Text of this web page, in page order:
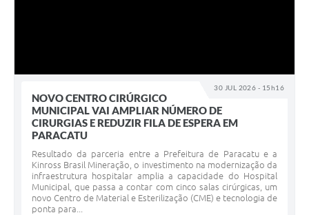
30 JUL 2026 - 15h16
NOVO CENTRO CIRÚRGICO
MUNICIPAL VAI AMPLIAR NÚMERO DE
CIRURGIAS E REDUZIR FILA DE ESPERA EM
PARACATU
Resultado da parceria entre a Prefeitura de Paracatu e a
Kinross Brasil Mineração, o investimento na modernização da
infraestrutura hospitalar amplia a capacidade do Hospital
Municipal, que passa a contar com cinco salas cirúrgicas, um
novo Centro de Material e Esterilização (CME) e tecnologia de
ponta para...